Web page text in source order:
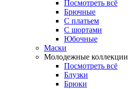
Посмотреть всё
Брючные
С платьем
С шортами
Юбочные
Маски
Молодежные коллекции
Посмотреть всё
Блузки
Брюки